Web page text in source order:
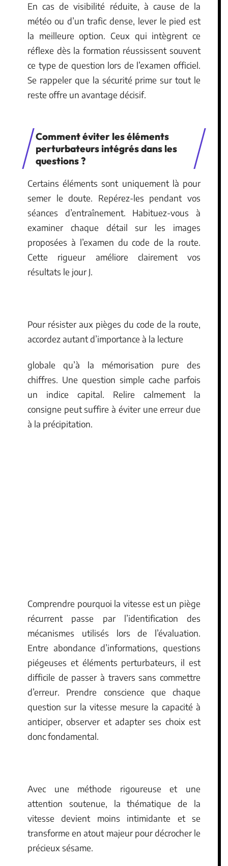
En cas de visibilité réduite, à cause de la
météo ou d’un trafic dense, lever le pied est
la meilleure option. Ceux qui intègrent ce
réflexe dès la formation réussissent souvent
ce type de question lors de l’examen officiel.
Se rappeler que la sécurité prime sur tout le
reste offre un avantage décisif.
Comment éviter les éléments
perturbateurs intégrés dans les
questions ?
Certains éléments sont uniquement là pour
semer le doute. Repérez-les pendant vos
séances d’entraînement. Habituez-vous à
examiner chaque détail sur les images
proposées à l’examen du code de la route.
Cette rigueur améliore clairement vos
résultats le jour J.
Pour résister aux pièges du code de la route,
accordez autant d’importance à la lecture
globale qu’à la mémorisation pure des
chiffres. Une question simple cache parfois
un indice capital. Relire calmement la
consigne peut suffire à éviter une erreur due
à la précipitation.
Comprendre pourquoi la vitesse est un piège
récurrent passe par l’identification des
mécanismes utilisés lors de l’évaluation.
Entre abondance d’informations, questions
piégeuses et éléments perturbateurs, il est
difficile de passer à travers sans commettre
d’erreur. Prendre conscience que chaque
question sur la vitesse mesure la capacité à
anticiper, observer et adapter ses choix est
donc fondamental.
Avec une méthode rigoureuse et une
attention soutenue, la thématique de la
vitesse devient moins intimidante et se
transforme en atout majeur pour décrocher le
précieux sésame.